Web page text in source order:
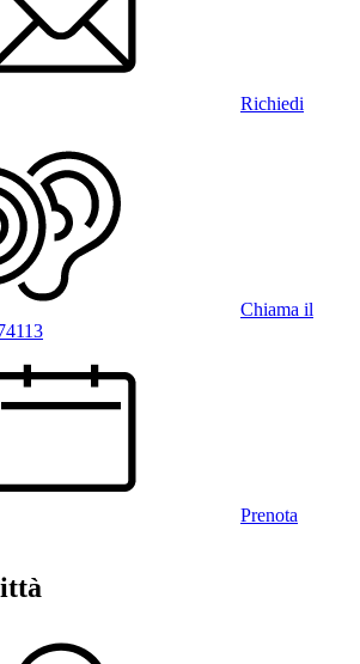
Richiedi
Chiama il
Prenota